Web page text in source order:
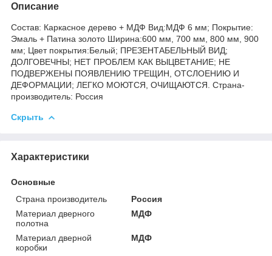
Описание
Состав: Каркасное дерево + МДФ Вид:МДФ 6 мм; Покрытие:
Эмаль + Патина золото Ширина:600 мм, 700 мм, 800 мм, 900
мм; Цвет покрытия:Белый; ПРЕЗЕНТАБЕЛЬНЫЙ ВИД;
ДОЛГОВЕЧНЫ; НЕТ ПРОБЛЕМ КАК ВЫЦВЕТАНИЕ; НЕ
ПОДВЕРЖЕНЫ ПОЯВЛЕНИЮ ТРЕЩИН, ОТСЛОЕНИЮ И
ДЕФОРМАЦИИ; ЛЕГКО МОЮТСЯ, ОЧИЩАЮТСЯ. Страна-
производитель: Россия
Скрыть
Характеристики
Основные
Страна производитель
Россия
Материал дверного
полотна
МДФ
Материал дверной
коробки
МДФ